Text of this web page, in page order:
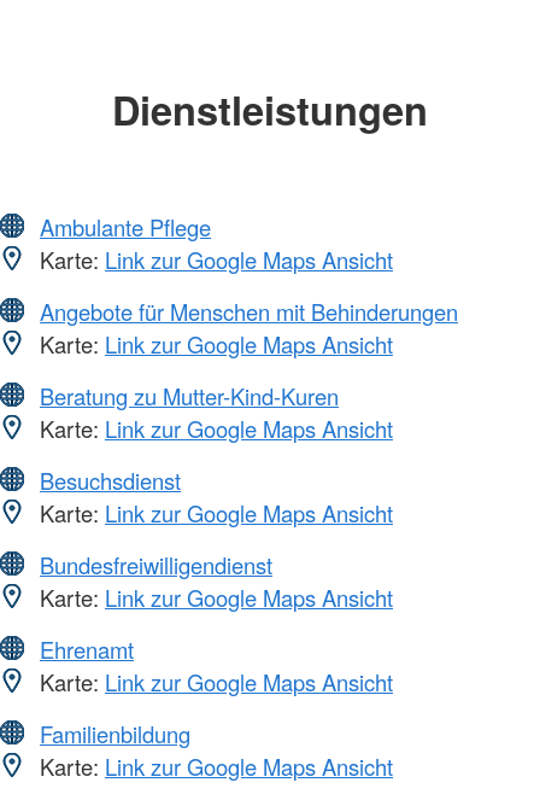
Dienstleistungen
Ambulante Pflege
Karte: Link zur Google Maps Ansicht
Angebote für Menschen mit Behinderungen
Karte: Link zur Google Maps Ansicht
Beratung zu Mutter-Kind-Kuren
Karte: Link zur Google Maps Ansicht
Besuchsdienst
Karte: Link zur Google Maps Ansicht
Bundesfreiwilligendienst
Karte: Link zur Google Maps Ansicht
Ehrenamt
Karte: Link zur Google Maps Ansicht
Familienbildung
Karte: Link zur Google Maps Ansicht